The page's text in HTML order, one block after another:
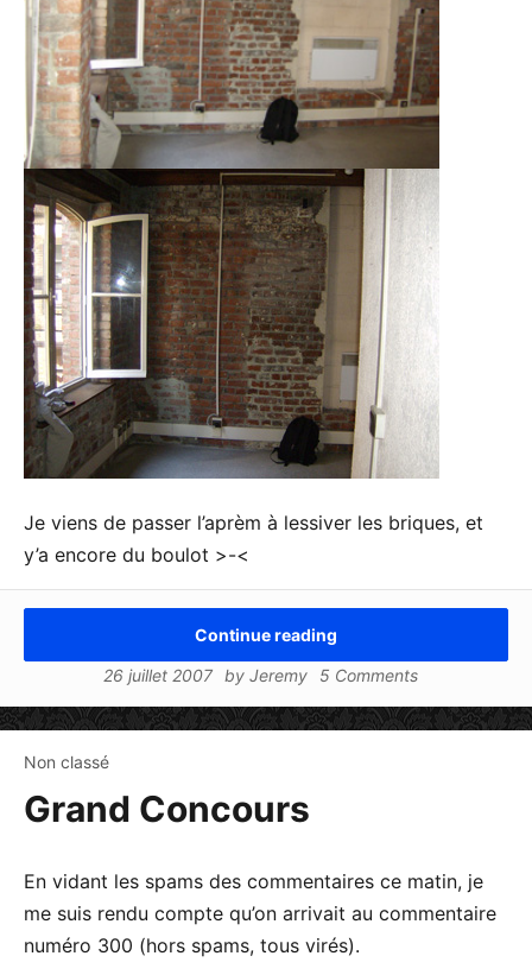
Je viens de passer l’aprèm à lessiver les briques, et
y’a encore du boulot >-<
Continue reading
26 juillet 2007
by Jeremy 5 Comments
Non classé
Grand Concours
En vidant les spams des commentaires ce matin, je
me suis rendu compte qu’on arrivait au commentaire
numéro 300 (hors spams, tous virés).